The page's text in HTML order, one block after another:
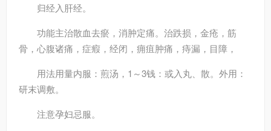
归经入肝经。
功能主治散血去瘀，消肿定痛。治跌损，金疮，筋
骨，心腹诸痛，症瘕，经闭，痈疽肿痛，痔漏，目障，
用法用量内服：煎汤，1～3钱：或入丸、散。外用：
研末调敷。
注意孕妇忌服。